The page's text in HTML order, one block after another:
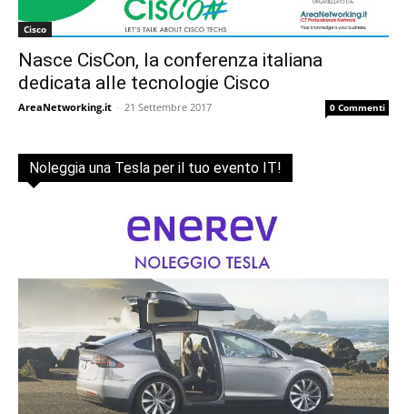
Cisco
Nasce CisCon, la conferenza italiana
dedicata alle tecnologie Cisco
AreaNetworking.it - 21 Settembre 2017 0 Commenti
Noleggia una Tesla per il tuo evento IT!